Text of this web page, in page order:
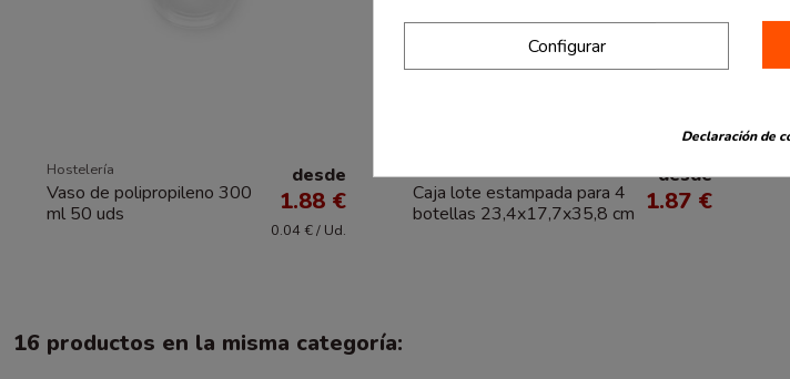
Hostelería
Vaso de polipropileno 300
ml 50 uds
desde
1.88 €
0.04 € / Ud.
Caja lote estampada para 4
botellas 23,4x17,7x35,8 cm
desde
1.87 €
16 productos en la misma categoría:
Configurar
Declaración de